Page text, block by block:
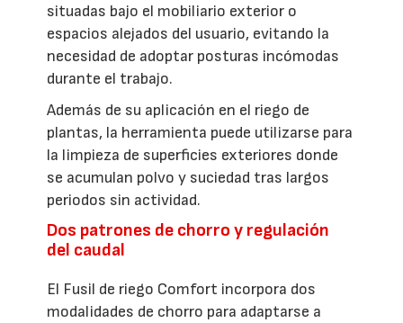
situadas bajo el mobiliario exterior o
espacios alejados del usuario, evitando la
necesidad de adoptar posturas incómodas
durante el trabajo.
Además de su aplicación en el riego de
plantas, la herramienta puede utilizarse para
la limpieza de superficies exteriores donde
se acumulan polvo y suciedad tras largos
periodos sin actividad.
Dos patrones de chorro y regulación
del caudal
El Fusil de riego Comfort incorpora dos
modalidades de chorro para adaptarse a